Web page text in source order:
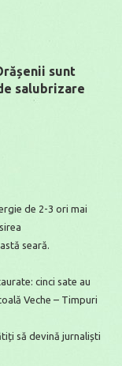
sunt
salubrizare
de 2-3 ori mai
seară.
cinci sate au
Veche – Timpuri
să devină jurnaliști